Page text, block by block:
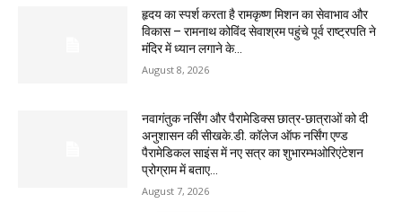
हृदय का स्पर्श करता है रामकृष्ण मिशन का सेवाभाव और
विकास – रामनाथ कोविंद सेवाश्रम पहुंचे पूर्व राष्ट्रपति ने
मंदिर में ध्यान लगाने के...
August 8, 2026
नवागंतुक नर्सिंग और पैरामेडिक्स छात्र-छात्राओं को दी
अनुशासन की सीखके.डी. कॉलेज ऑफ नर्सिंग एण्ड
पैरामेडिकल साइंस में नए सत्र का शुभारम्भओरिएंटेशन
प्रोग्राम में बताए...
August 7, 2026